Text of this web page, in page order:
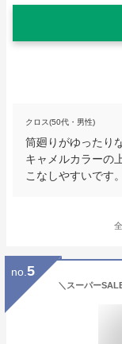
クロス(50代・男性)
筒廻りがゆったり
キャメルカラーの
こなしやすいです。
no. 5